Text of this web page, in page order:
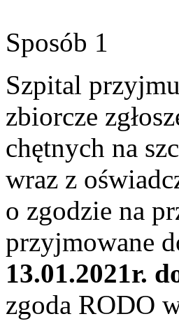
Sposób 1
Szpital
zbiorcze
chętnych na
wraz z
o zgodzie na
przyjmowane
13.01.2021r.
zgoda RODO